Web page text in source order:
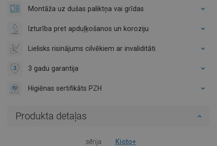
Montāža uz dušas paliktņa vai grīdas
Izturība pret apduļķošanos un koroziju
Lielisks risinājums cilvēkiem ar invaliditāti
3 gadu garantija
Higiēnas sertifikāts PZH
Produkta detaļas
sērija Kioto+